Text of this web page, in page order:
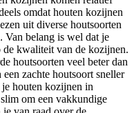
omdat houten kozijnen
uit diverse houtsoorten
Van belang is wel dat je
kwaliteit van de kozijnen.
houtsoorten veel beter dan
zachte houtsoort sneller
houten kozijnen in
om een vakkundige